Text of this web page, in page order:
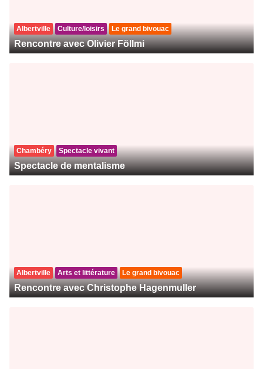
Albertville Culture/loisirs Le grand bivouac
Rencontre avec Olivier Föllmi
Chambéry Spectacle vivant
Spectacle de mentalisme
Albertville Arts et littérature Le grand bivouac
Rencontre avec Christophe Hagenmuller